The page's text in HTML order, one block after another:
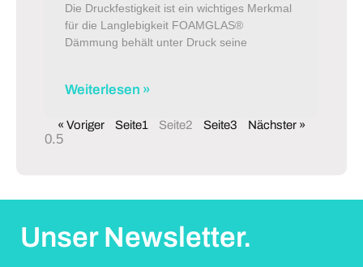
Die Druckfestigkeit ist ein wichtiges Merkmal
für die Langlebigkeit FOAMGLAS®
Dämmung behält unter Druck seine
Weiterlesen »
« Voriger Seite1 Seite2 Seite3 Nächster »
Unser Newsletter.